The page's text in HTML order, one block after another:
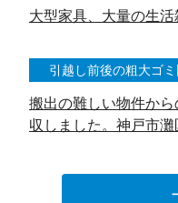
大型家具、大量の生
引越し前後の粗大ゴミ
搬出の難しい物件か
収しました。神戸市灘